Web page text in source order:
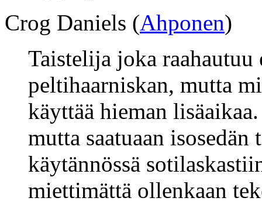
Crog Daniels (Ahponen)
Taistelija joka raahautuu
peltihaarniskan, mutta
käyttää hieman
mutta saatuaan
käytännössä
miettimättä ollenkaan